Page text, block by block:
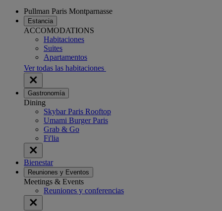
Pullman Paris Montparnasse
Estancia
ACCOMODATIONS
Habitaciones
Suites
Apartamentos
Ver todas las habitaciones
Gastronomía
Dining
Skybar Paris Rooftop
Umami Burger Paris
Grab & Go
Fi'lia
Bienestar
Reuniones y Eventos
Meetings & Events
Reuniones y conferencias